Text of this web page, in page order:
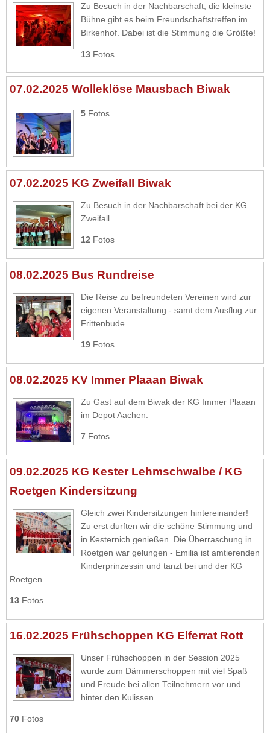
Zu Besuch in der Nachbarschaft, die kleinste
Bühne gibt es beim Freundschaftstreffen im
Birkenhof. Dabei ist die Stimmung die Größte!
13 Fotos
07.02.2025 Wolleklöse Mausbach Biwak
5 Fotos
07.02.2025 KG Zweifall Biwak
Zu Besuch in der Nachbarschaft bei der KG
Zweifall.
12 Fotos
08.02.2025 Bus Rundreise
Die Reise zu befreundeten Vereinen wird zur
eigenen Veranstaltung - samt dem Ausflug zur
Frittenbude....
19 Fotos
08.02.2025 KV Immer Plaaan Biwak
Zu Gast auf dem Biwak der KG Immer Plaaan
im Depot Aachen.
7 Fotos
09.02.2025 KG Kester Lehmschwalbe / KG
Roetgen Kindersitzung
Gleich zwei Kindersitzungen hintereinander!
Zu erst durften wir die schöne Stimmung und
in Kesternich genießen. Die Überraschung in
Roetgen war gelungen - Emilia ist amtierenden
Kinderprinzessin und tanzt bei und der KG
Roetgen.
13 Fotos
16.02.2025 Frühschoppen KG Elferrat Rott
Unser Frühschoppen in der Session 2025
wurde zum Dämmerschoppen mit viel Spaß
und Freude bei allen Teilnehmern vor und
hinter den Kulissen.
70 Fotos